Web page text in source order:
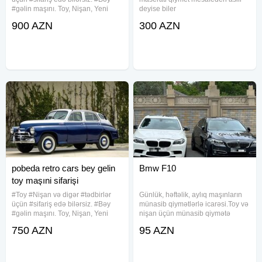
#gəlin maşını. Toy, Nişan, Yeni
#Evindən çıxarılması, #Klip, #Kino
900 AZN
deyise biler
300 AZN
pobeda retro cars bey gelin
toy maşıni sifarişi
#Toy #Nişan və digər #tədbirlər
üçün #sifariş edə bilərsiz. #Bəy
#gəlin maşını. Toy, Nişan, Yeni
#Evindən çıxarılması, #Klip, #Kino
750 AZN
Bmw F10
Günlük, həftəlik, aylıq maşınların
münasib qiymətlərlə icarəsi.Toy və
nişan üçün münasib qiymətə
karteclərin təşkili Bəzədilmə
95 AZN